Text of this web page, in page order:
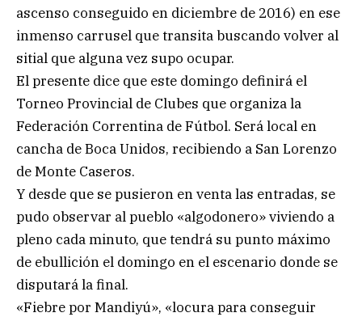
ascenso conseguido en diciembre de 2016) en ese
inmenso carrusel que transita buscando volver al
sitial que alguna vez supo ocupar.
El presente dice que este domingo definirá el
Torneo Provincial de Clubes que organiza la
Federación Correntina de Fútbol. Será local en
cancha de Boca Unidos, recibiendo a San Lorenzo
de Monte Caseros.
Y desde que se pusieron en venta las entradas, se
pudo observar al pueblo «algodonero» viviendo a
pleno cada minuto, que tendrá su punto máximo
de ebullición el domingo en el escenario donde se
disputará la final.
«Fiebre por Mandiyú», «locura para conseguir